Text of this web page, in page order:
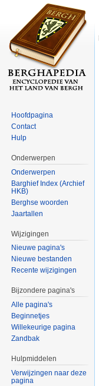
Hoofdpagina
Contact
Hulp
Onderwerpen
Onderwerpen
Barghief Index (Archief
HKB)
Berghse woorden
Jaartallen
Wijzigingen
Nieuwe pagina's
Nieuwe bestanden
Recente wijzigingen
Bijzondere pagina's
Alle pagina's
Beginnetjes
Willekeurige pagina
Zandbak
Hulpmiddelen
Verwijzingen naar deze
pagina